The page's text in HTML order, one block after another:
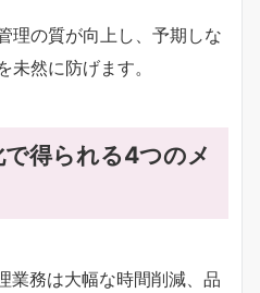
理の質が向上し、予期しな
未然に防げます。
得られる4つのメ
業務は大幅な時間削減、品